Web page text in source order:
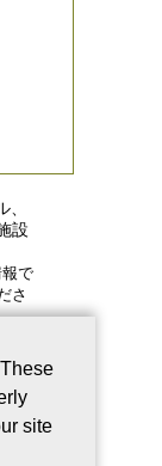
設
で
さ
site